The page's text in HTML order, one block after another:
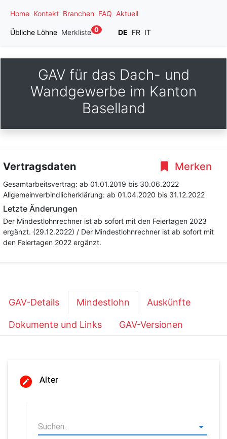
Home Kontakt Branchen FAQ Aktuell
Übliche Löhne Merkliste 0 DE FR IT
GAV für das Dach- und
Wandgewerbe im Kanton
Baselland
Merken
Vertragsdaten
Gesamtarbeitsvertrag: ab 01.01.2019 bis 30.06.2022
Allgemeinverbindlicherklärung: ab 01.04.2020 bis 31.12.2022
Letzte Änderungen
Der Mindestlohnrechner ist ab sofort mit den Feiertagen 2023
ergänzt. (29.12.2022) / Der Mindestlohnrechner ist ab sofort mit
den Feiertagen 2022 ergänzt.
GAV-Details Mindestlohn Auskünfte
Dokumente und Links GAV-Versionen
Alter